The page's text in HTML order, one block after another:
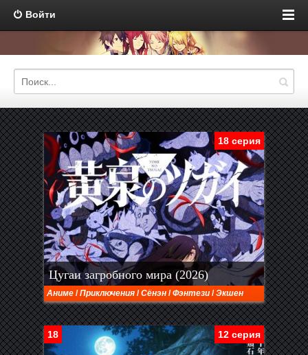
Войти
18 серия
Цугаи загробного мира (2026)
Аниме /Приключения /Сёнэн /Фэнтези /Экшен
12 серия
18